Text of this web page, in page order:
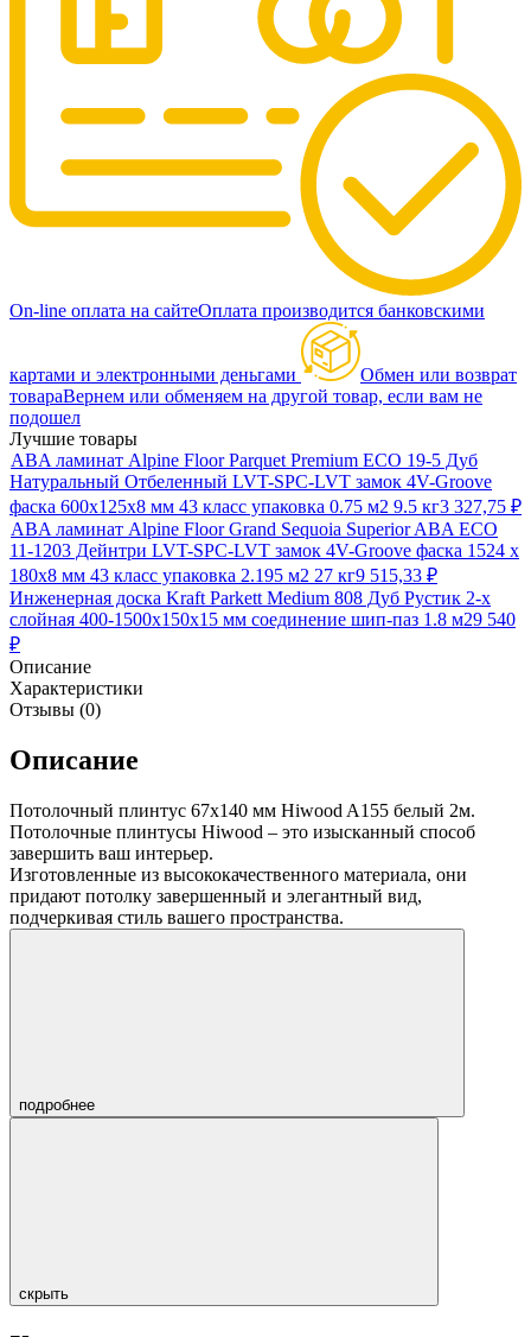
On-line оплата на сайтеОплата производится банковскими
картами и электронными деньгами
Обмен или возврат
товараВернем или обменяем на другой товар, если вам не
подошел
Лучшие товары
ABA ламинат Alpine Floor Parquet Premium ECO 19-5 Дуб
Натуральный Отбеленный LVT-SPC-LVT замок 4V-Groove
фаска 600х125х8 мм 43 класс упаковка 0.75 м2 9.5 кг3 327,75 ₽
ABA ламинат Alpine Floor Grand Sequoia Superior ABA ECO
11-1203 Дейнтри LVT-SPC-LVT замок 4V-Groove фаска 1524 х
180х8 мм 43 класс упаковка 2.195 м2 27 кг9 515,33 ₽
Инженерная доска Kraft Parkett Medium 808 Дуб Рустик 2-х
слойная 400-1500х150х15 мм соединение шип-паз 1.8 м29 540
₽
Описание
Характеристики
Отзывы (0)
Описание
Потолочный плинтус 67х140 мм Hiwood A155 белый 2м.
Потолочные плинтусы Hiwood – это изысканный способ
завершить ваш интерьер.
Изготовленные из высококачественного материала, они
придают потолку завершенный и элегантный вид,
подчеркивая стиль вашего пространства.
подробнее
скрыть